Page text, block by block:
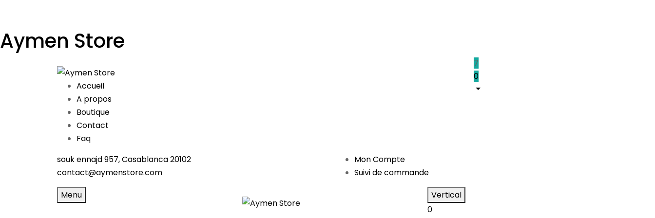
Aymen Store
Accueil
A propos
Boutique
Contact
Faq
7
0
souk ennajd 957, Casablanca 20102
contact@aymenstore.com
Mon Compte
Suivi de commande
Menu
Vertical
0